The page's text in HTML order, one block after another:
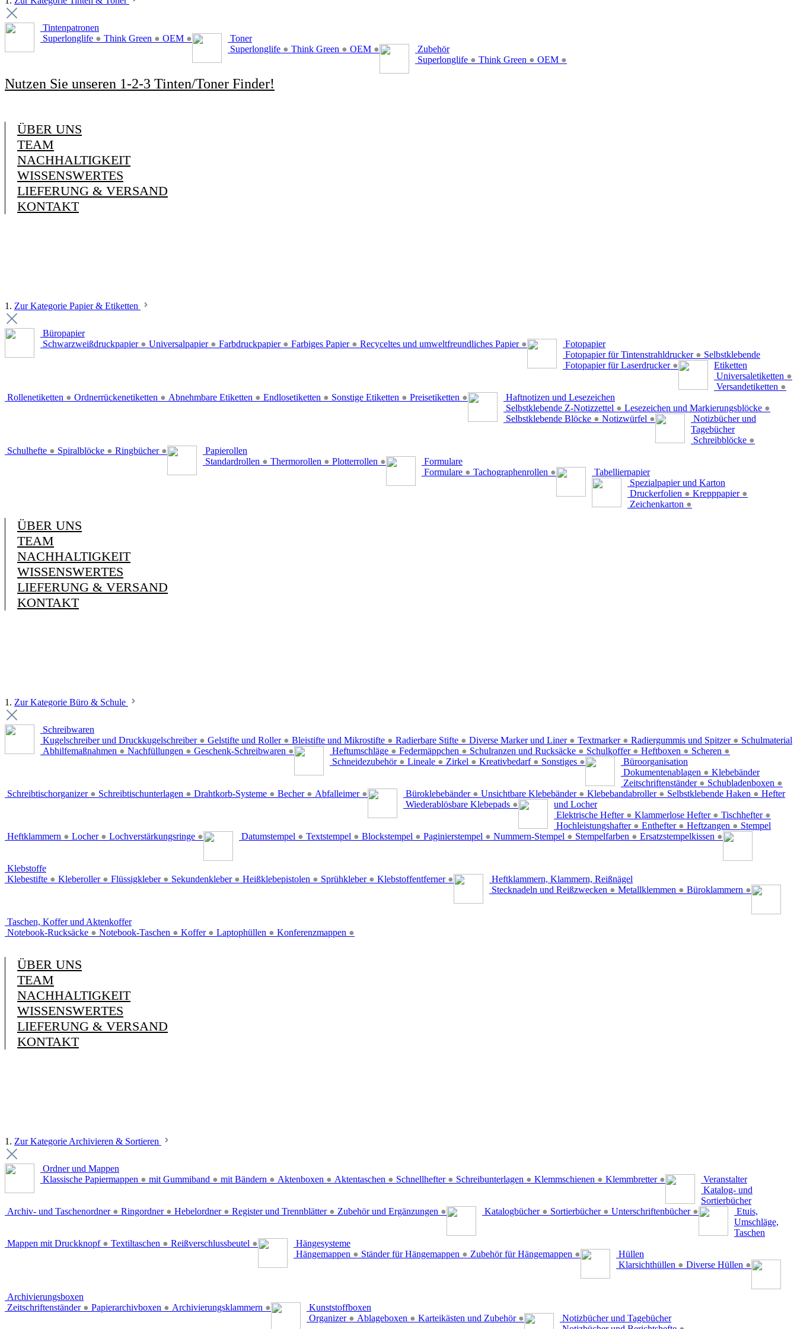
Tintenpatronen
Superlonglife ● Think Green ● OEM ●
Toner
Superlonglife ● Think Green ● OEM ●
Zubehör
Superlonglife ● Think Green ● OEM ●
Nutzen Sie unseren 1-2-3 Tinten/Toner Finder!
ÜBER UNS
TEAM
NACHHALTIGKEIT
WISSENSWERTES
LIEFERUNG & VERSAND
KONTAKT
1. Zur Kategorie Papier & Etiketten
Büropapier
Schwarzweißdruckpapier ● Universalpapier ● Farbdruckpapier ● Farbiges Papier ● Recyceltes und umweltfreundliches Papier ●
Fotopapier
Fotopapier für Tintenstrahldrucker ●
Fotopapier für Laserdrucker ●
Selbstklebende
Etiketten
Universaletiketten ●
Versandetiketten ●
Rollenetiketten ● Ordnerrückenetiketten ● Abnehmbare Etiketten ● Endlosetiketten ● Sonstige Etiketten ● Preisetiketten ●
Haftnotizen und Lesezeichen
Selbstklebende Z-Notizzettel ● Lesezeichen und Markierungsblöcke ●
Selbstklebende Blöcke ● Notizwürfel ●
Notizbücher und
Tagebücher
Schreibblöcke ●
Schulhefte ● Spiralblöcke ● Ringbücher ●
Papierollen
Standardrollen ● Thermorollen ● Plotterrollen ●
Formulare
Formulare ● Tachographenrollen ●
Tabellierpapier
Spezialpapier und Karton
Druckerfolien ● Krepppapier ●
Zeichenkarton ●
ÜBER UNS
TEAM
NACHHALTIGKEIT
WISSENSWERTES
LIEFERUNG & VERSAND
KONTAKT
1. Zur Kategorie Büro & Schule
Schreibwaren
Kugelschreiber und Druckkugelschreiber ● Gelstifte und Roller ● Bleistifte und Mikrostifte ● Radierbare Stifte ● Diverse Marker und Liner ● Textmarker ● Radiergummis und Spitzer ●
Abhilfemaßnahmen ● Nachfüllungen ● Geschenk-Schreibwaren ●
Schulmaterial
Heftumschläge ● Federmäppchen ● Schulranzen und Rucksäcke ● Schulkoffer ● Heftboxen ● Scheren ●
Schneidezubehör ● Lineale ● Zirkel ● Kreativbedarf ● Sonstiges ●
Büroorganisation
Dokumentenablagen ●
Zeitschriftenständer ● Schubladenboxen ●
Schreibtischorganizer ● Schreibtischunterlagen ● Drahtkorb-Systeme ● Becher ● Abfalleimer ●
Klebebänder
Büroklebebänder ● Unsichtbare Klebebänder ● Klebebandabroller ● Selbstklebende Haken ●
Wiederablösbare Klebepads ●
Hefter
und Locher
Elektrische Hefter ● Klammerlose Hefter ● Tischhefter ●
Hochleistungshafter ● Enthefter ● Heftzangen ●
Heftklammern ● Locher ● Lochverstärkungsringe ●
Stempel
Datumstempel ● Textstempel ● Blockstempel ● Paginierstempel ● Nummern-Stempel ● Stempelfarben ● Ersatzstempelkissen ●
Klebstoffe
Klebestifte ● Kleberoller ● Flüssigkleber ● Sekundenkleber ● Heißklebepistolen ● Sprühkleber ● Klebstoffentferner ●
Heftklammern, Klammern, Reißnägel
Stecknadeln und Reißzwecken ● Metallklemmen ● Büroklammern ●
Taschen, Koffer und Aktenkoffer
Notebook-Rucksäcke ● Notebook-Taschen ● Koffer ● Laptophüllen ● Konferenzmappen ●
ÜBER UNS
TEAM
NACHHALTIGKEIT
WISSENSWERTES
LIEFERUNG & VERSAND
KONTAKT
1. Zur Kategorie Archivieren & Sortieren
Ordner und Mappen
Klassische Papiermappen ● mit Gummiband ● mit Bändern ● Aktenboxen ● Aktentaschen ● Schnellhefter ● Schreibunterlagen ● Klemmschienen ● Klemmbretter ● Veranstalter
Archiv- und Taschenordner ● Ringordner ● Hebelordner ● Register und Trennblätter ● Zubehör und Ergänzungen ●
Katalog- und
Sortierbücher
Katalogbücher ● Sortierbücher ● Unterschriftenbücher ●
Etuis,
Umschläge,
Taschen
Mappen mit Druckknopf ● Textiltaschen ● Reißverschlussbeutel ●
Hängesysteme
Hängemappen ● Ständer für Hängemappen ● Zubehör für Hängemappen ●
Hüllen
Klarsichthüllen ● Diverse Hüllen ●
Archivierungsboxen
Zeitschriftenständer ● Papierarchivboxen ● Archivierungsklammern ●
Kunststoffboxen
Organizer ● Ablageboxen ● Karteikästen und Zubehör ●
Notizbücher und Tagebücher